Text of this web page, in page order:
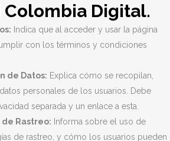
Colombia Digital.
Indica que al acceder y usar la página
con los términos y condiciones
de Datos: Explica cómo se recopilan,
personales de los usuarios. Debe
separada y un enlace a esta.
de Rastreo: Informa sobre el uso de
de rastreo, y cómo los usuarios pueden